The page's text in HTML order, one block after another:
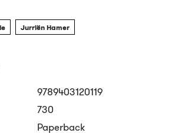
Jurriën Hamer
9789403120119
730
Paperback